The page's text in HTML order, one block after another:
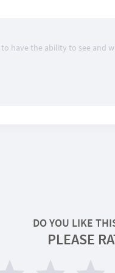
to have the ability to see and
DO YOU LIKE
PLEASE